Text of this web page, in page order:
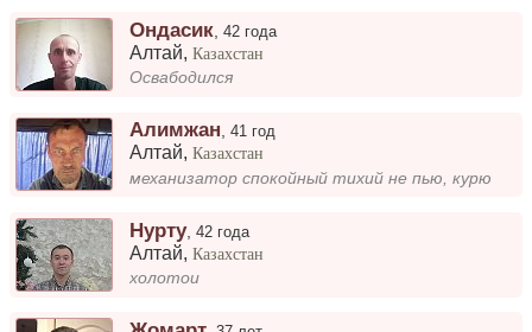
Ондасик ,42 года
Алтай,Казахстан
Освабодился
Алимжан,41 год
Алтай,Казахстан
механизатор спокойный тихий не пью, курю
Нурту,42 года
Алтай,Казахстан
холотои